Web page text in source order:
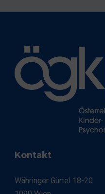
Kontakt
Währinger Gürtel 18-20